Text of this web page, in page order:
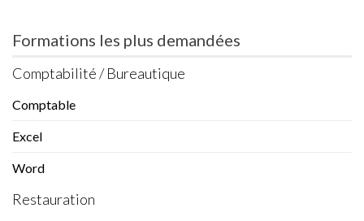
Formations les plus demandées
Comptabilité / Bureautique
Comptable
Excel
Word
Restauration